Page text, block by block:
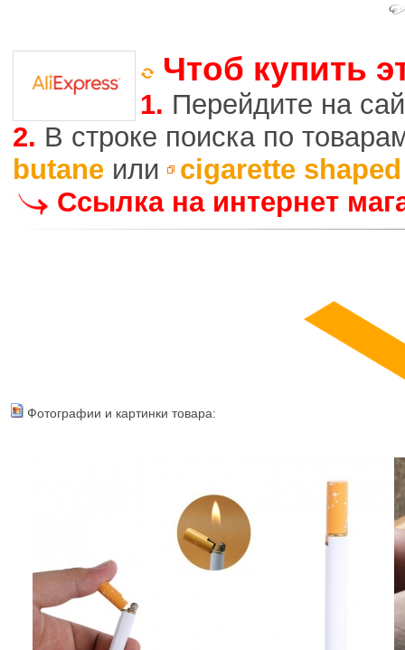
Чтоб купить
1. Перейдите на
2. В строке поиска по
butane или
cigarette
Ссылка на интернет
Фотографии и картинки товара: